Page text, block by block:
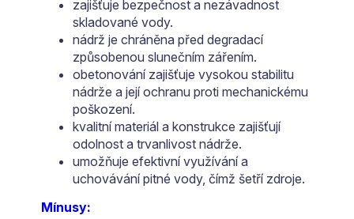
zajišťuje bezpečnost a nezávadnost
skladované vody.
nádrž je chráněna před degradací
způsobenou slunečním zářením.
obetonování zajišťuje vysokou stabilitu
nádrže a její ochranu proti mechanickému
poškození.
kvalitní materiál a konstrukce zajišťují
odolnost a trvanlivost nádrže.
umožňuje efektivní využívání a
uchovávání pitné vody, čímž šetří zdroje.
Mínusy: